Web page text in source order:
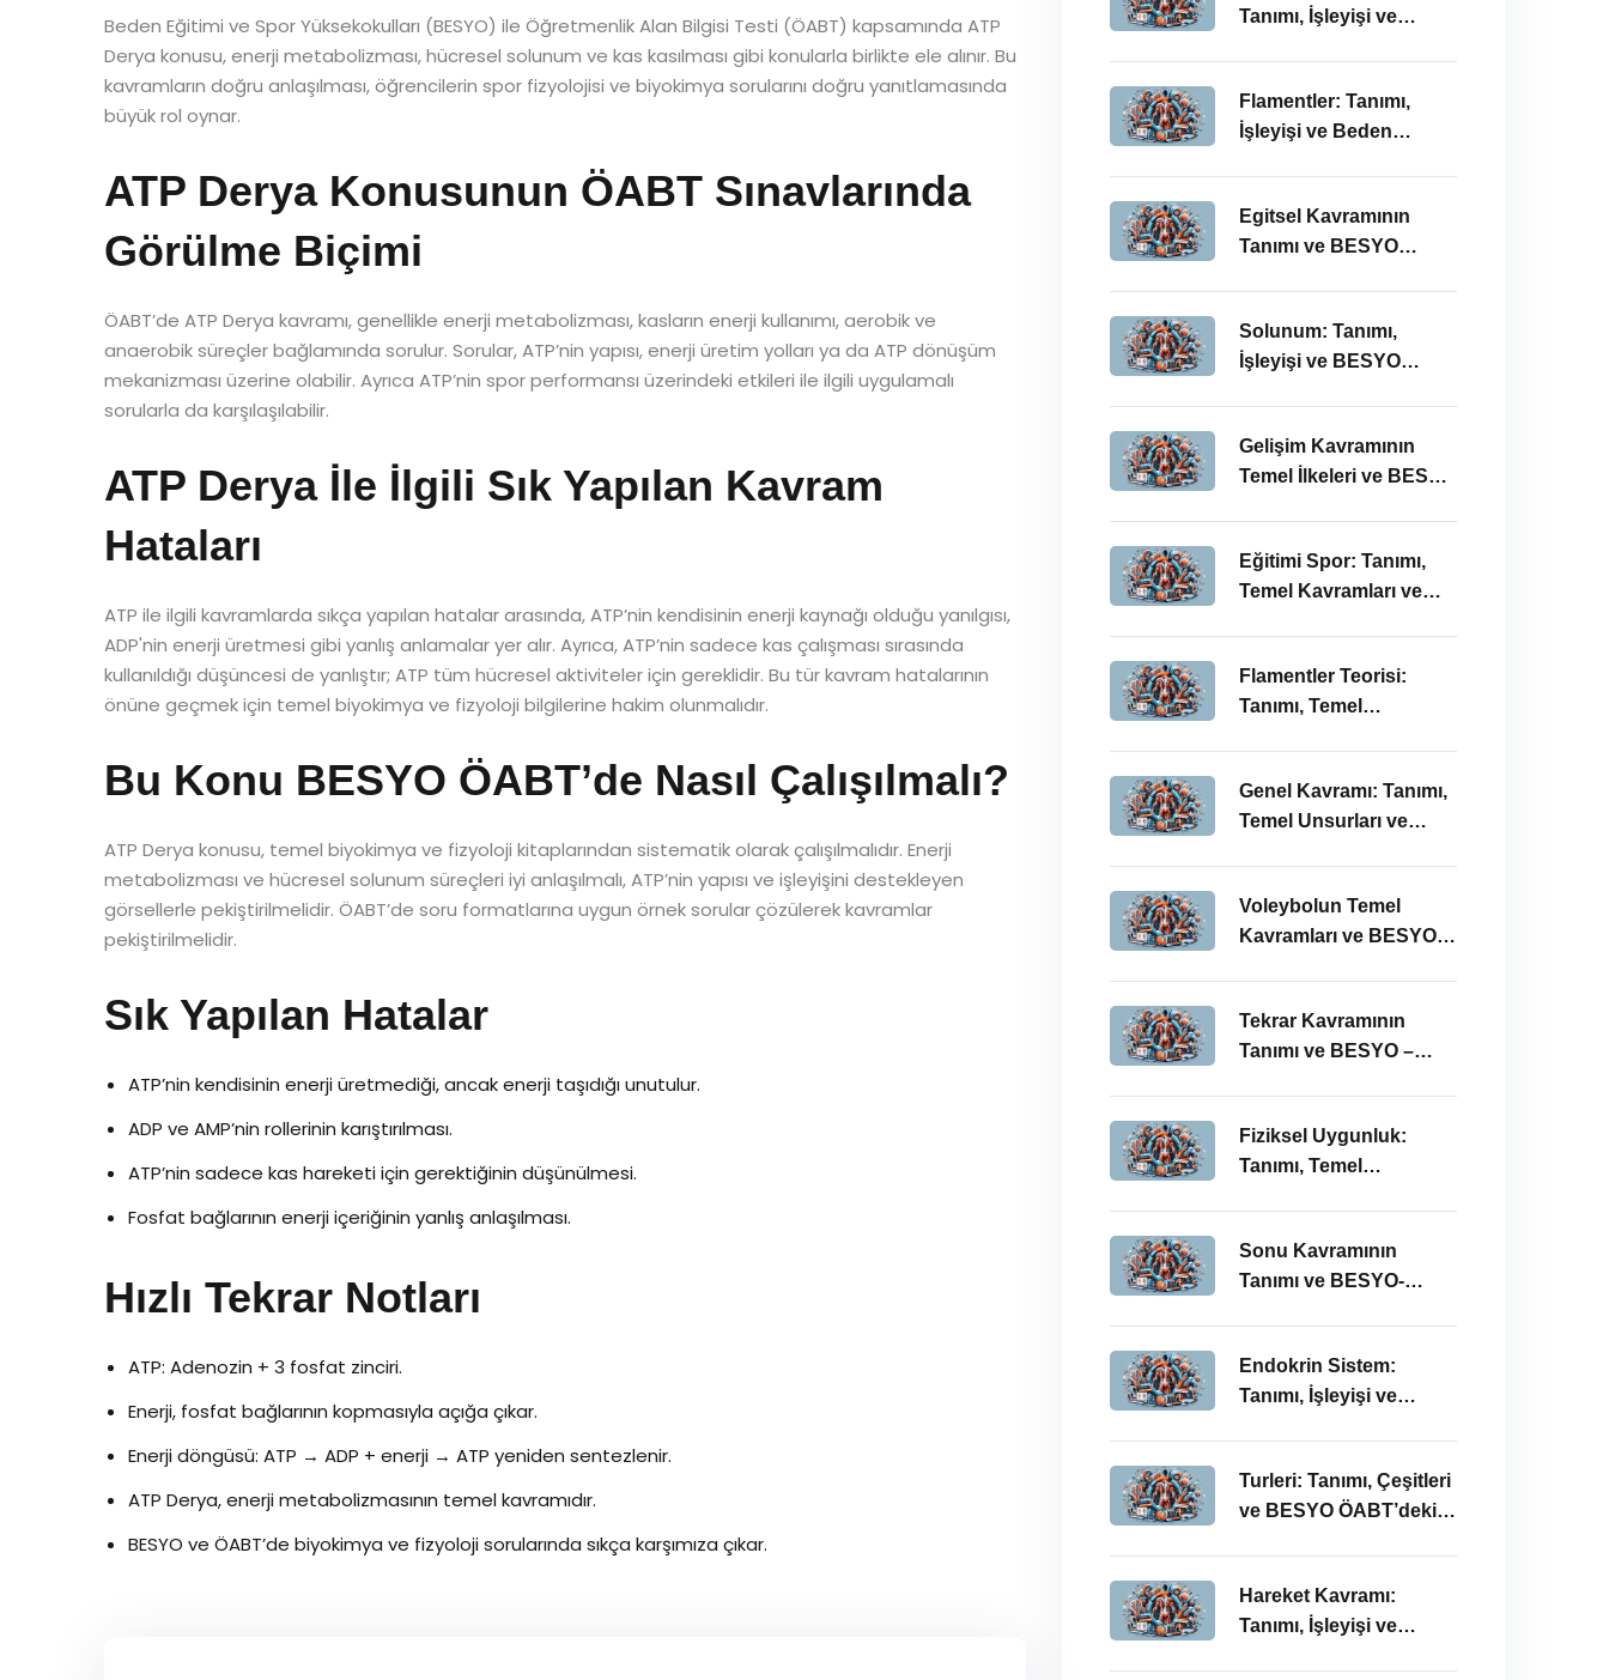
Beden Eğitimi ve Spor Yüksekokulları (BESYO) ile Öğretmenlik Alan Bilgisi Testi (ÖABT) kapsamında ATP
Derya konusu, enerji metabolizması, hücresel solunum ve kas kasılması gibi konularla birlikte ele alınır. Bu
kavramların doğru anlaşılması, öğrencilerin spor fizyolojisi ve biyokimya sorularını doğru yanıtlamasında
büyük rol oynar.
ATP Derya Konusunun ÖABT Sınavlarında
Görülme Biçimi
ÖABT’de ATP Derya kavramı, genellikle enerji metabolizması, kasların enerji kullanımı, aerobik ve
anaerobik süreçler bağlamında sorulur. Sorular, ATP’nin yapısı, enerji üretim yolları ya da ATP dönüşüm
mekanizması üzerine olabilir. Ayrıca ATP’nin spor performansı üzerindeki etkileri ile ilgili uygulamalı
sorularla da karşılaşılabilir.
ATP Derya İle İlgili Sık Yapılan Kavram
Hataları
ATP ile ilgili kavramlarda sıkça yapılan hatalar arasında, ATP’nin kendisinin enerji kaynağı olduğu yanılgısı,
ADP'nin enerji üretmesi gibi yanlış anlamalar yer alır. Ayrıca, ATP’nin sadece kas çalışması sırasında
kullanıldığı düşüncesi de yanlıştır; ATP tüm hücresel aktiviteler için gereklidir. Bu tür kavram hatalarının
önüne geçmek için temel biyokimya ve fizyoloji bilgilerine hakim olunmalıdır.
Bu Konu BESYO ÖABT’de Nasıl Çalışılmalı?
ATP Derya konusu, temel biyokimya ve fizyoloji kitaplarından sistematik olarak çalışılmalıdır. Enerji
metabolizması ve hücresel solunum süreçleri iyi anlaşılmalı, ATP’nin yapısı ve işleyişini destekleyen
görsellerle pekiştirilmelidir. ÖABT’de soru formatlarına uygun örnek sorular çözülerek kavramlar
pekiştirilmelidir.
Sık Yapılan Hatalar
ATP’nin kendisinin enerji üretmediği, ancak enerji taşıdığı unutulur.
ADP ve AMP’nin rollerinin karıştırılması.
ATP’nin sadece kas hareketi için gerektiğinin düşünülmesi.
Fosfat bağlarının enerji içeriğinin yanlış anlaşılması.
Hızlı Tekrar Notları
ATP: Adenozin + 3 fosfat zinciri.
Enerji, fosfat bağlarının kopmasıyla açığa çıkar.
Enerji döngüsü: ATP → ADP + enerji → ATP yeniden sentezlenir.
ATP Derya, enerji metabolizmasının temel kavramıdır.
BESYO ve ÖABT’de biyokimya ve fizyoloji sorularında sıkça karşımıza çıkar.
Tanımı, İşleyişi ve
Flamentler: Tanımı,
İşleyişi ve Beden
Egitsel Kavramının
Tanımı ve BESYO
Solunum: Tanımı,
İşleyişi ve BESYO
Gelişim Kavramının
Temel İlkeleri ve BESYO
Eğitimi Spor: Tanımı,
Temel Kavramları ve
Flamentler Teorisi:
Tanımı, Temel
Önemi
Genel Kavramı: Tanımı,
Temel Unsurları ve
Voleybolun Temel
Kavramları ve BESYO
Tekrar Kavramının
Tanımı ve BESYO –
Fiziksel Uygunluk:
Tanımı, Temel
Önemi
Sonu Kavramının
Tanımı ve BESYO-
Endokrin Sistem:
Tanımı, İşleyişi ve
Turleri: Tanımı, Çeşitleri
ve BESYO ÖABT’deki
Hareket Kavramı:
Tanımı, İşleyişi ve